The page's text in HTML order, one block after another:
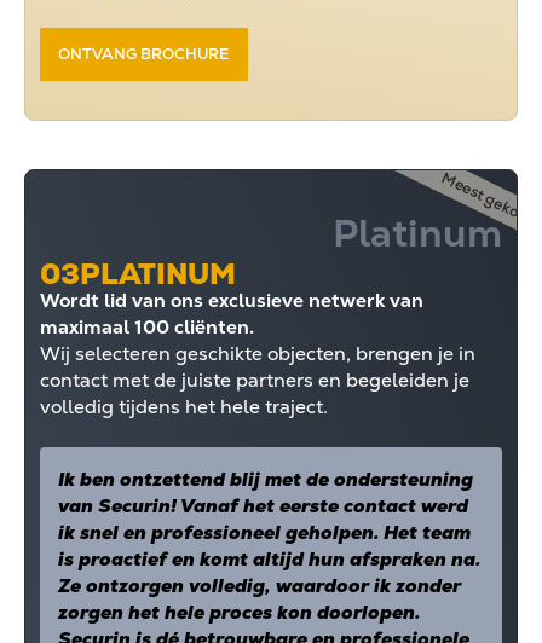
ONTVANG BROCHURE
03PLATINUM
Wordt lid van ons exclusieve netwerk van
maximaal 100 cliënten.
Wij selecteren geschikte objecten, brengen je in
contact met de juiste partners en begeleiden je
volledig tijdens het hele traject.
Ik ben ontzettend blij met de ondersteuning
van Securin! Vanaf het eerste contact werd
ik snel en professioneel geholpen. Het team
is proactief en komt altijd hun afspraken na.
Ze ontzorgen volledig, waardoor ik zonder
zorgen het hele proces kon doorlopen.
Meest
Platinum